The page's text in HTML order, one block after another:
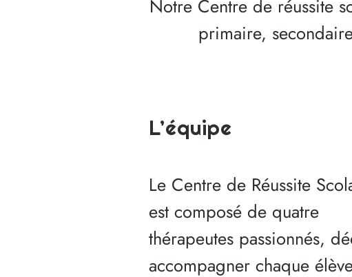
Notre Centre de réussite
primaire,
L’équipe
Le Centre de Réussite
est composé de quatre
thérapeutes passionnés,
accompagner chaque